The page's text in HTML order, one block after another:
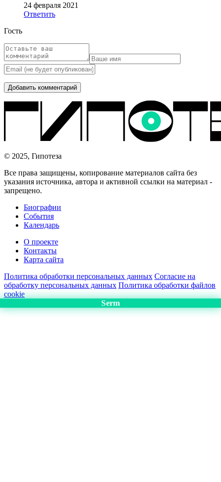
24 февраля 2021
Ответить
Гость
© 2025, Гипотеза
Все права защищены, копирование материалов сайта без
указания источника, автора и активной ссылки на материал -
запрещено.
Биографии
События
Календарь
О проекте
Контакты
Карта сайта
Политика обработки персональных данных Согласие на
обработку персональных данных Политика обработки файлов
cookie
Serm